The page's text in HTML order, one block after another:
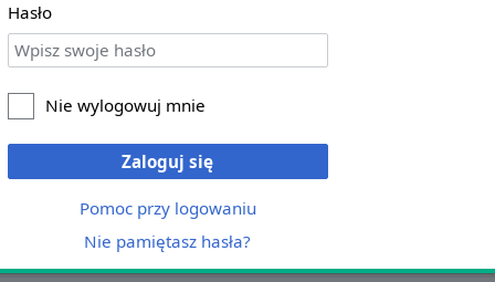
Hasło
Nie wylogowuj mnie
Zaloguj się
Pomoc przy logowaniu
Nie pamiętasz hasła?